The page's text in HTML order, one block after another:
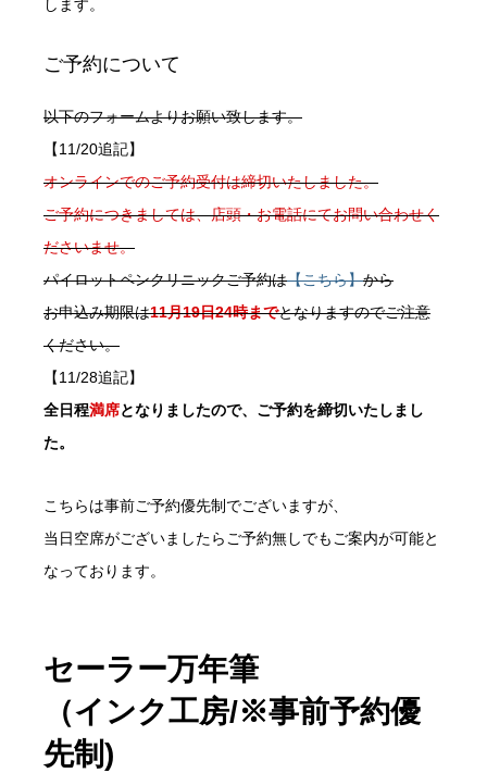
します。
ご予約について
以下のフォームよりお願い致します。
【11/20追記】
オンラインでのご予約受付は締切いたしました。
ご予約につきましては、店頭・お電話にてお問い合わせく
ださいませ。
パイロットペンクリニックご予約は【こちら】から
お申込み期限は11月19日24時までとなりますのでご注意
ください。
【11/28追記】
全日程満席となりましたので、ご予約を締切いたしまし
た。
こちらは事前ご予約優先制でございますが、
当日空席がございましたらご予約無しでもご案内が可能と
なっております。
セーラー万年筆
（インク工房/※事前予約優
先制)